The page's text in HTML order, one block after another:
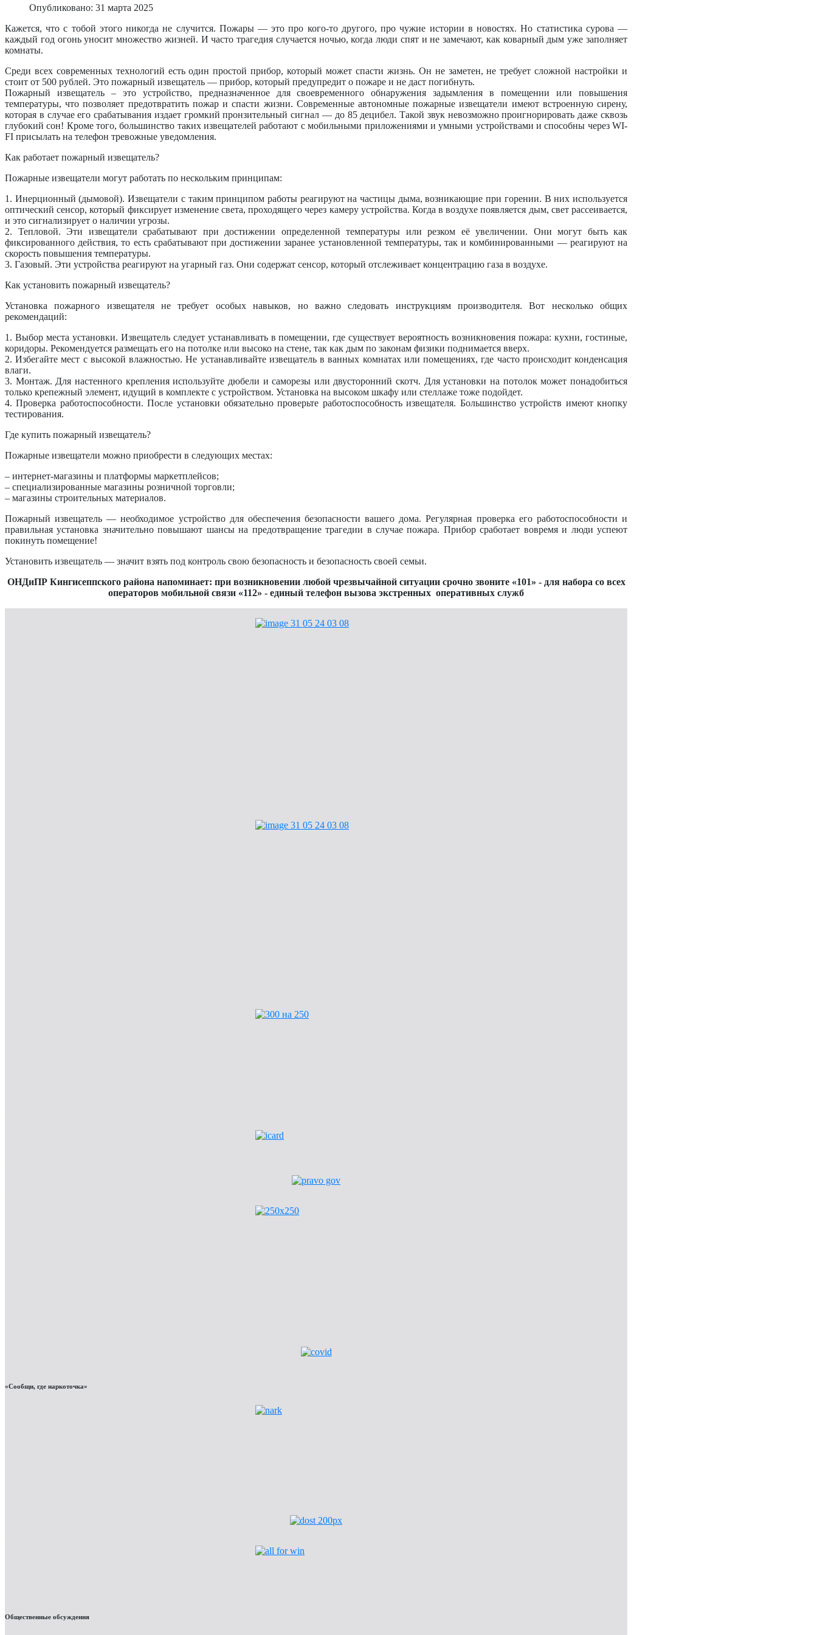
Опубликовано: 31 марта 2025
Кажется, что с тобой этого никогда не случится. Пожары — это про кого-то другого, про чужие истории в новостях. Но статистика сурова —
каждый год огонь уносит множество жизней. И часто трагедия случается ночью, когда люди спят и не замечают, как коварный дым уже заполняет
комнаты.
Среди всех современных технологий есть один простой прибор, который может спасти жизнь. Он не заметен, не требует сложной настройки и
стоит от 500 рублей. Это пожарный извещатель — прибор, который предупредит о пожаре и не даст погибнуть.
Пожарный извещатель – это устройство, предназначенное для своевременного обнаружения задымления в помещении или повышения
температуры, что позволяет предотвратить пожар и спасти жизни. Современные автономные пожарные извещатели имеют встроенную сирену,
которая в случае его срабатывания издает громкий пронзительный сигнал — до 85 децибел. Такой звук невозможно проигнорировать даже сквозь
глубокий сон! Кроме того, большинство таких извещателей работают с мобильными приложениями и умными устройствами и способны через WI-
FI присылать на телефон тревожные уведомления.
Как работает пожарный извещатель?
Пожарные извещатели могут работать по нескольким принципам:
1. Инерционный (дымовой). Извещатели с таким принципом работы реагируют на частицы дыма, возникающие при горении. В них используется
оптический сенсор, который фиксирует изменение света, проходящего через камеру устройства. Когда в воздухе появляется дым, свет рассеивается,
и это сигнализирует о наличии угрозы.
2. Тепловой. Эти извещатели срабатывают при достижении определенной температуры или резком её увеличении. Они могут быть как
фиксированного действия, то есть срабатывают при достижении заранее установленной температуры, так и комбинированными — реагируют на
скорость повышения температуры.
3. Газовый. Эти устройства реагируют на угарный газ. Они содержат сенсор, который отслеживает концентрацию газа в воздухе.
Как установить пожарный извещатель?
Установка пожарного извещателя не требует особых навыков, но важно следовать инструкциям производителя. Вот несколько общих
рекомендаций:
1. Выбор места установки. Извещатель следует устанавливать в помещении, где существует вероятность возникновения пожара: кухни, гостиные,
коридоры. Рекомендуется размещать его на потолке или высоко на стене, так как дым по законам физики поднимается вверх.
2. Избегайте мест с высокой влажностью. Не устанавливайте извещатель в ванных комнатах или помещениях, где часто происходит конденсация
влаги.
3. Монтаж. Для настенного крепления используйте дюбели и саморезы или двусторонний скотч. Для установки на потолок может понадобиться
только крепежный элемент, идущий в комплекте с устройством. Установка на высоком шкафу или стеллаже тоже подойдет.
4. Проверка работоспособности. После установки обязательно проверьте работоспособность извещателя. Большинство устройств имеют кнопку
тестирования.
Где купить пожарный извещатель?
Пожарные извещатели можно приобрести в следующих местах:
– интернет-магазины и платформы маркетплейсов;
– специализированные магазины розничной торговли;
– магазины строительных материалов.
Пожарный извещатель — необходимое устройство для обеспечения безопасности вашего дома. Регулярная проверка его работоспособности и
правильная установка значительно повышают шансы на предотвращение трагедии в случае пожара. Прибор сработает вовремя и люди успеют
покинуть помещение!
Установить извещатель — значит взять под контроль свою безопасность и безопасность своей семьи.
ОНДиПР Кингисеппского района напоминает: при возникновении любой чрезвычайной ситуации срочно звоните «101» - для набора со всех
операторов мобильной связи «112» - единый телефон вызова экстренных оперативных служб
«Сообщи, где наркоточка»
Общественные обсуждения